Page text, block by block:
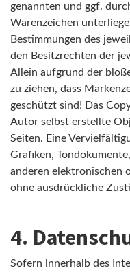
genannten und ggf.
Warenzeichen
Bestimmungen des
den Besitzrechten der
Allein aufgrund der
zu ziehen, dass
geschützt sind! Das
Autor selbst erstellte
Seiten. Eine
Grafiken,
anderen elektronischen
ohne ausdrückliche
4.
Sofern innerhalb des